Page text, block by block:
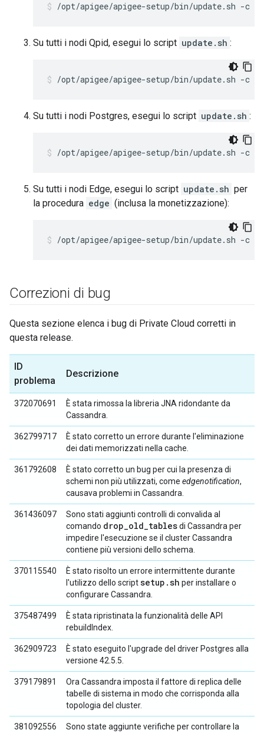
/opt/apigee/apigee-setup/bin/update.sh -c
Su tutti i nodi Qpid, esegui lo script update.sh :
/opt/apigee/apigee-setup/bin/update.sh -c
Su tutti i nodi Postgres, esegui lo script update.sh :
/opt/apigee/apigee-setup/bin/update.sh -c
Su tutti i nodi Edge, esegui lo script update.sh per
la procedura edge (inclusa la monetizzazione):
/opt/apigee/apigee-setup/bin/update.sh -c
Correzioni di bug
Questa sezione elenca i bug di Private Cloud corretti in
questa release.
ID
problema
Descrizione
372070691
È stata rimossa la libreria JNA ridondante da
Cassandra.
362799717
È stato corretto un errore durante l'eliminazione
dei dati memorizzati nella cache.
361792608
È stato corretto un bug per cui la presenza di
schemi non più utilizzati, come edgenotification,
causava problemi in Cassandra.
361436097
Sono stati aggiunti controlli di convalida al
comando drop_old_tablesdi Cassandra per
impedire l'esecuzione se il cluster Cassandra
contiene più versioni dello schema.
370115540
È stato risolto un errore intermittente durante
l'utilizzo dello scriptsetup .sh per installare o
configurare Cassandra.
375487499
È stata ripristinata la funzionalità delle API
rebuildIndex.
362909723
È stato eseguito l'upgrade del driver Postgres alla
versione 42.5.5.
379179891
Ora Cassandra imposta il fattore di replica delle
tabelle di sistema in modo che corrisponda alla
topologia del cluster.
381092556
Sono state aggiunte verifiche per controllare la